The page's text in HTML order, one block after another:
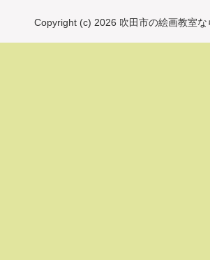
Copyright (c) 2026 吹田市の絵画教室